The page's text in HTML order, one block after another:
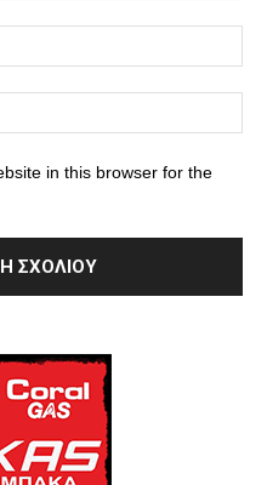
in this browser for the